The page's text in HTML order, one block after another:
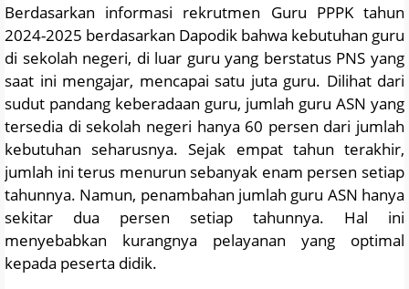
Berdasarkan informasi rekrutmen Guru PPPK tahun
2024-2025 berdasarkan Dapodik bahwa kebutuhan guru
di sekolah negeri, di luar guru yang berstatus PNS yang
saat ini mengajar, mencapai satu juta guru. Dilihat dari
sudut pandang keberadaan guru, jumlah guru ASN yang
tersedia di sekolah negeri hanya 60 persen dari jumlah
kebutuhan seharusnya. Sejak empat tahun terakhir,
jumlah ini terus menurun sebanyak enam persen setiap
tahunnya. Namun, penambahan jumlah guru ASN hanya
sekitar dua persen setiap tahunnya. Hal ini
menyebabkan kurangnya pelayanan yang optimal
kepada peserta didik.